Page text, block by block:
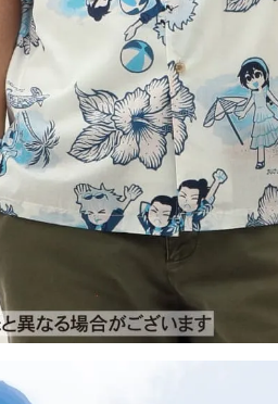
3L
在庫切れ
店舗取り寄せ申請
4L
在庫数 1 カートに入れる
ネイビー
店舗取り寄せ申請
M
在庫数 1 カートに入れる
L